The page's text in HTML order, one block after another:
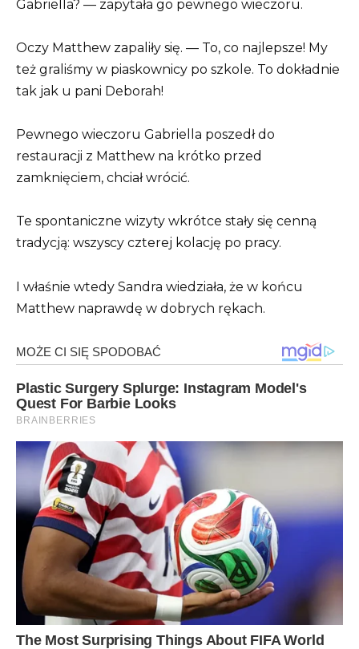
Gabriella? — zapytała go pewnego wieczoru.
Oczy Matthew zapaliły się. — To, co najlepsze! My
też graliśmy w piaskownicy po szkole. To dokładnie
tak jak u pani Deborah!
Pewnego wieczoru Gabriella poszedł do
restauracji z Matthew na krótko przed
zamknięciem, chciał wrócić.
Te spontaniczne wizyty wkrótce stały się cenną
tradycją: wszyscy czterej kolację po pracy.
I właśnie wtedy Sandra wiedziała, że w końcu
Matthew naprawdę w dobrych rękach.